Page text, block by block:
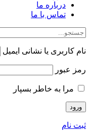
درباره ما
تماس با ما
نام کاربری یا نشانی ایمیل
رمز عبور
مرا به خاطر بسپار
ثبت نام